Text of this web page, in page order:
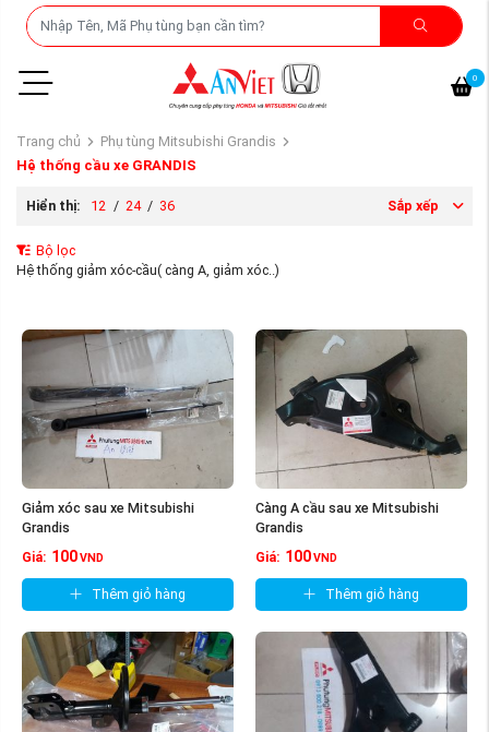
0
Trang chủ
Phụ tùng Mitsubishi Grandis
Hệ thống cầu xe GRANDIS
Hiển thị: 12 / 24 / 36 Sắp xếp
Bộ lọc
Hệ thống giảm xóc-cầu( càng A, giảm xóc..)
Giảm xóc sau xe Mitsubishi
Grandis
Giá: 100 VND
Thêm giỏ hàng
Càng A cầu sau xe Mitsubishi
Grandis
Giá: 100 VND
Thêm giỏ hàng